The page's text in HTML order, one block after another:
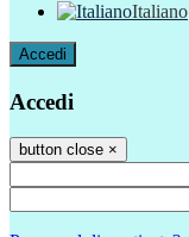
Italiano
Accedi
Accedi
button close ×